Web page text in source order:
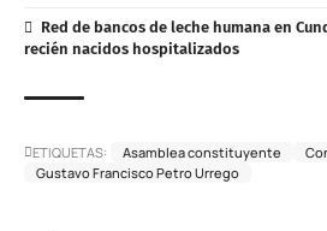
Red de bancos de leche humana en
recién nacidos hospitalizados
ETIQUETAS: Asamblea constituyente
Gustavo Francisco Petro Urrego